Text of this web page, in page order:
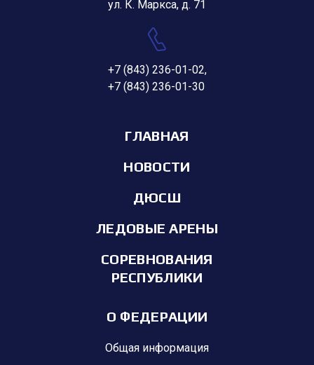
ул. К. Маркса, д. 71
+7 (843) 236-01-02,
+7 (843) 236-01-30
ГЛАВНАЯ
НОВОСТИ
ДЮСШ
ЛЕДОВЫЕ АРЕНЫ
СОРЕВНОВАНИЯ
РЕСПУБЛИКИ
О ФЕДЕРАЦИИ
Общая информация